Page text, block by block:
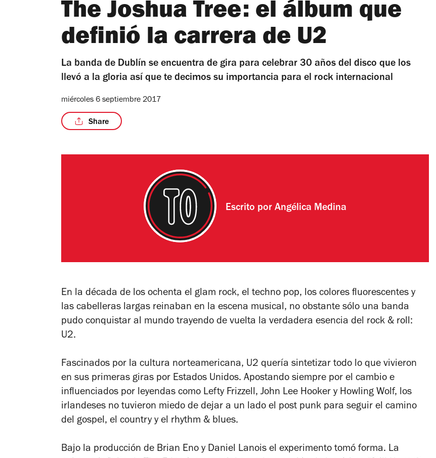
The Joshua Tree: el álbum que
definió la carrera de U2
La banda de Dublín se encuentra de gira para celebrar 30 años del disco que los
llevó a la gloria así que te decimos su importancia para el rock internacional
miércoles 6 septiembre 2017
Share
Escrito por Angélica Medina
En la década de los ochenta el glam rock, el techno pop, los colores fluorescentes y
las cabelleras largas reinaban en la escena musical, no obstante sólo una banda
pudo conquistar al mundo trayendo de vuelta la verdadera esencia del rock & roll:
U2.
Fascinados por la cultura norteamericana, U2 quería sintetizar todo lo que vivieron
en sus primeras giras por Estados Unidos. Apostando siempre por el cambio e
influenciados por leyendas como Lefty Frizzell, John Lee Hooker y Howling Wolf, los
irlandeses no tuvieron miedo de dejar a un lado el post punk para seguir el camino
del gospel, el country y el rhythm & blues.
Bajo la producción de Brian Eno y Daniel Lanois el experimento tomó forma. La